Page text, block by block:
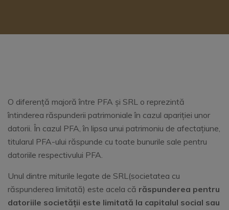
O diferență majoră între PFA și SRL o reprezintă
întinderea răspunderii patrimoniale în cazul apariției unor
datorii. În cazul PFA, în lipsa unui patrimoniu de afectațiune,
titularul PFA-ului răspunde cu toate bunurile sale pentru
datoriile respectivului PFA.
Unul dintre miturile legate de SRL(societatea cu
răspunderea limitată) este acela că răspunderea pentru
datoriile societății este limitată la capitalul social sau